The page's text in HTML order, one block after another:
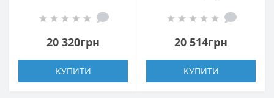
20 320грн
КУПИТИ
20 514грн
КУПИТИ